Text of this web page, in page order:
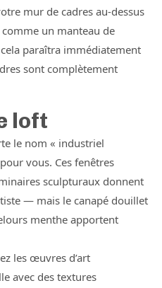
mur de cadres au-dessus
un manteau de
paraîtra immédiatement
sont complètement
loft
le nom « industriel
vous. Ces fenêtres
sculpturaux donnent
— mais le canapé douillet
menthe apportent
les œuvres d’art
avec des textures